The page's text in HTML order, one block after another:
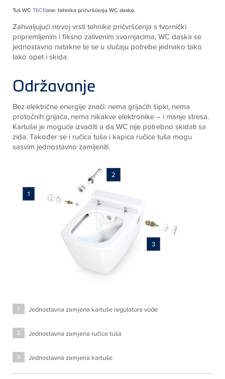
Tuš WC TECEone: tehnika pričvršćenja WC daske.
Zahvaljujući novoj vrsti tehnike pričvršćenja s tvornički
pripremljenim i fiksno zalivenim svornjacima, WC daska se
jednostavno natakne te se u slučaju potrebe jednako tako
lako opet i skida.
Održavanje
Bez električne energije znači: nema grijaćih šipki, nema
protočnih grijača, nema nikakve elektronike – i manje stresa.
Kartuše je moguće izvaditi a da WC nije potrebno skidatisa
zida. Također se i ručica tuša i kapica ručice tuša mogu
sasvim jednostavno zamijeniti.
1
2
3
1 Jednostavna zamjena kartuše regulatora vode
2 Jednostavna zamjena ručice tuša
3 Jednostavna zamjena kartuše